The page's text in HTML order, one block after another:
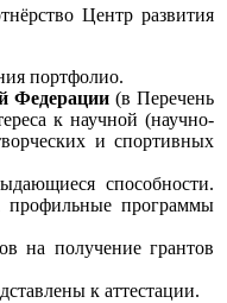
Центр развития
портфолио.
Федерации (в Перечень
к научной (научно-
и спортивных
способности.
профильные программы
на получение грантов
к аттестации.